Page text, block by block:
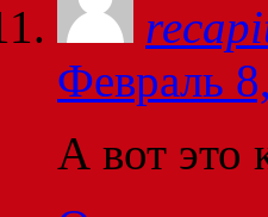
Февраль
А вот это